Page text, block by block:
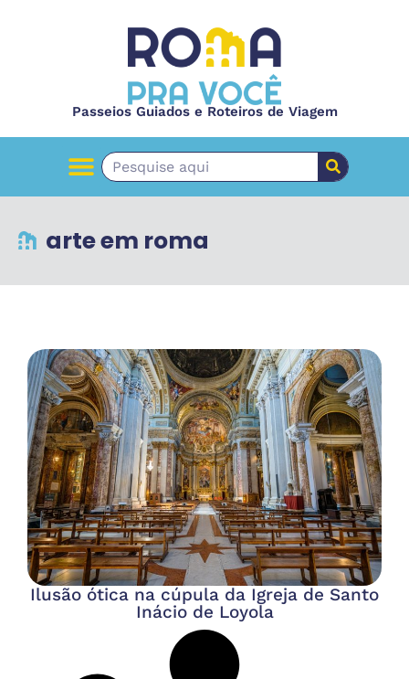
Passeios Guiados e Roteiros de Viagem
arte em roma
Ilusão ótica na cúpula da Igreja de Santo
Inácio de Loyola